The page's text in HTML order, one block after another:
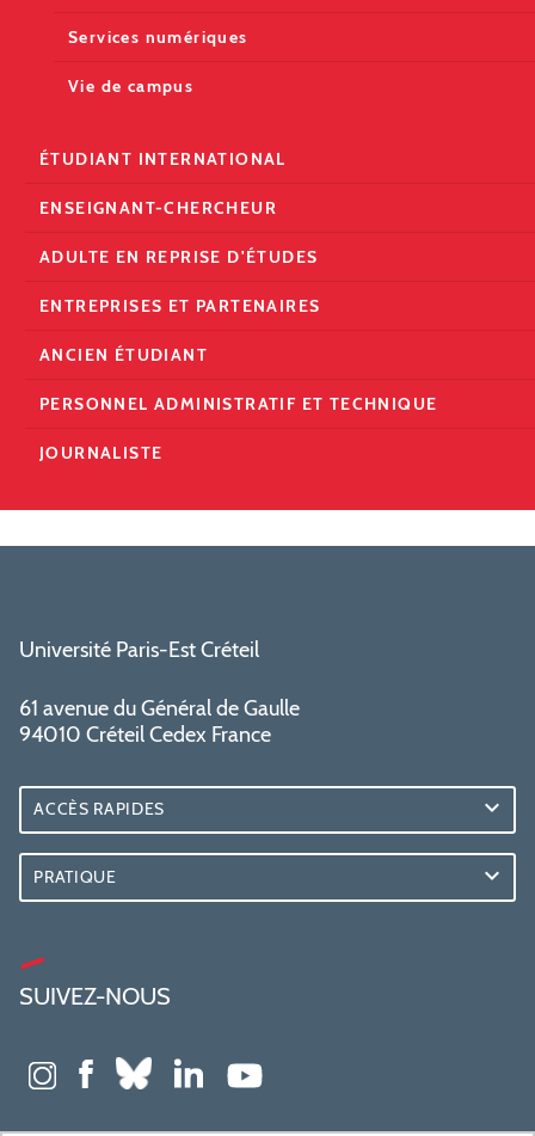
Services numériques
Vie de campus
ÉTUDIANT INTERNATIONAL
ENSEIGNANT-CHERCHEUR
ADULTE EN REPRISE D'ÉTUDES
ENTREPRISES ET PARTENAIRES
ANCIEN ÉTUDIANT
PERSONNEL ADMINISTRATIF ET TECHNIQUE
JOURNALISTE
Université Paris-Est Créteil
61 avenue du Général de Gaulle
94010 Créteil Cedex France
ACCÈS RAPIDES
PRATIQUE
SUIVEZ-NOUS